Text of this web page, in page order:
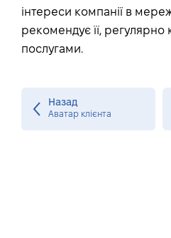
інтереси компанії в
рекомендує її, регулярно
послугами.
Назад
Аватар клієнта